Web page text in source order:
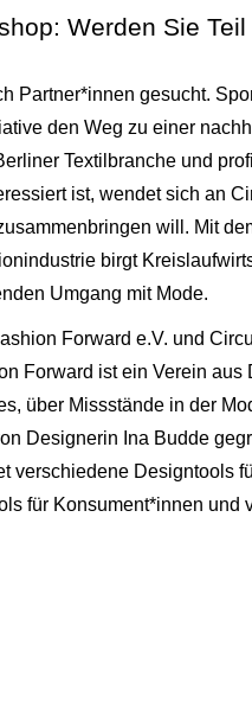
Werden Sie
Partner*innen gesucht.
den Weg zu einer
Textilbranche und
ist, wendet sich an
will. Mit
birgt
Umgang mit Mode.
Forward e.V. und
Forward ist ein Verein
über Missstände in der
Designerin Ina Budde
verschiedene Designtools
für Konsument*innen